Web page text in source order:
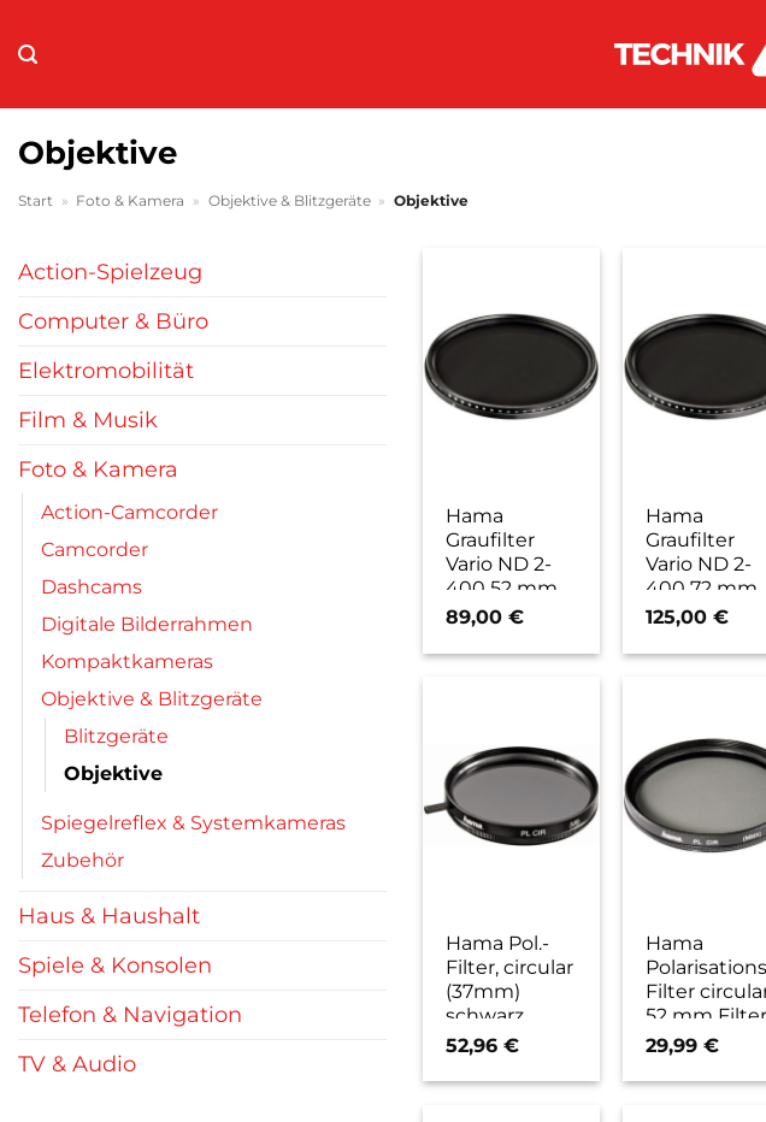
Inhalt
Objektive
Start » Foto & Kamera » Objektive & Blitzgeräte » Objektive
Action-Spielzeug
Computer & Büro
Elektromobilität
Film & Musik
Foto & Kamera
Action-Camcorder
Camcorder
Dashcams
Digitale Bilderrahmen
Kompaktkameras
Objektive & Blitzgeräte
Blitzgeräte
Objektive
Spiegelreflex & Systemkameras
Zubehör
Haus & Haushalt
Spiele & Konsolen
Telefon & Navigation
TV & Audio
Hama
Graufilter
Vario ND 2-
400 52 mm
89,00 €
Hama
Graufilter
Vario ND 2-
400 72 mm
125,00€
Hama Pol.-
Filter, circular
(37mm)
schwarz
52,96 €
Hama
Filter
52 mm Filter
29,99€